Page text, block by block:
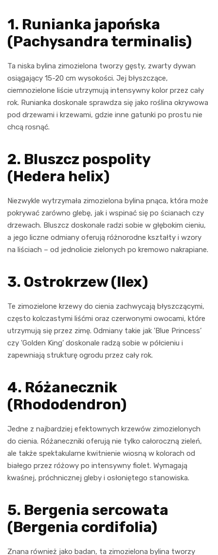
1. Runianka japońska
(Pachysandra terminalis)
Ta niska bylina zimozielona tworzy gęsty, zwarty dywan
osiągający 15-20 cm wysokości. Jej błyszczące,
ciemnozielone liście utrzymują intensywny kolor przez cały
rok. Runianka doskonale sprawdza się jako roślina okrywowa
pod drzewami i krzewami, gdzie inne gatunki po prostu nie
chcą rosnąć.
2. Bluszcz pospolity
(Hedera helix)
Niezwykle wytrzymała zimozielona bylina pnąca, która może
pokrywać zarówno glebę, jak i wspinać się po ścianach czy
drzewach. Bluszcz doskonale radzi sobie w głębokim cieniu,
a jego liczne odmiany oferują różnorodne kształty i wzory
na liściach – od jednolicie zielonych po kremowo nakrapiane.
3. Ostrokrzew (Ilex)
Te zimozielone krzewy do cienia zachwycają błyszczącymi,
często kolczastymi liśćmi oraz czerwonymi owocami, które
utrzymują się przez zimę. Odmiany takie jak 'Blue Princess’
czy 'Golden King’ doskonale radzą sobie w półcieniu i
zapewniają strukturę ogrodu przez cały rok.
4. Różanecznik
(Rhododendron)
Jedne z najbardziej efektownych krzewów zimozielonych
do cienia. Różaneczniki oferują nie tylko całoroczną zieleń,
ale także spektakularne kwitnienie wiosną w kolorach od
białego przez różowy po intensywny fiolet. Wymagają
kwaśnej, próchnicznej gleby i osłoniętego stanowiska.
5. Bergenia sercowata
(Bergenia cordifolia)
Znana również jako badan, ta zimozielona bylina tworzy